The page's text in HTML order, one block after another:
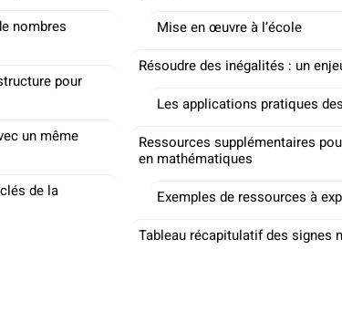
nombres
pour
un même
de la
Mise en œuvre à l’école
Résoudre des inégalités : un
Les applications pratiques
Ressources supplémentaires
en mathématiques
Exemples de ressources à
Tableau récapitulatif des signes